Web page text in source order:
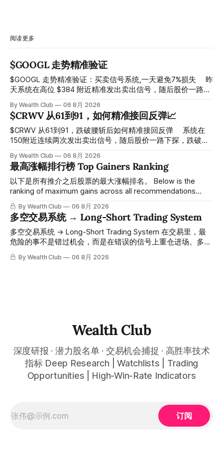
阅读更多
$GOOGL 走势精准验证
$GOOGL 走势精准验证：买卖信号系统,一天避免7%损失 ⠀ 昨
天系统在高位 $384 附近精准发出卖出信号，随后股价一路下
工干预，无需猜顶猜底，系统结合大数据自动帮你读懂市场情
绪与资金流向的转折点。 ⠀ 想要使用同款买卖信号交易系统
指标，以及更多核心名单、深度研究报告、交易机会 :
thewealthclub.vip
By Wealth Club 06 8月 2026
$CRWV 从61到91，如何精准接回反弹📈
$CRWV 从61到91，跌破腰斩后如何精准接回反弹 ⠀ 系统在
150附近连续两次发出卖出信号，随后股价一路下探，跌破
61附近精准打出Breakout突破信号。 ⠀ 从突破点起算，股价
一路反弹，最高触及91，涨幅接近50%。 ⠀ 今天股价小幅回
调5.07%，收报85.33，仍然稳稳站在突破位置上方。 ⠀ 很多
人觉得交易辛苦，是因为把时间都花在自己画线、盯盘、分析
点。 ⠀ 而这套系统，已经帮你把大数据全部跑过一遍，市场
情绪、资金流向、趋势反转位置，全部自动分析整合，直接把
高胜率信号推送到你面前。 ⠀ 你需要做的，只是准备好一份
自己喜欢的公司清单，剩下的分析交给系统。 ⠀ 交易，本该
标，以及更多核心名单、深度研究报告、交易机会 :
By Wealth Club 06 8月 2026
最高涨幅排行榜 Top Gainers Ranking
以下是所有推介之后股票的最大涨幅排名。 Below is the
ranking of maximum gains across all recommendations
since inclusion. 统计区间为2025年11月1日至2026年7月12
日。所有推介的入场价、目标价及推介日期，均在对应期数
「交易机会」文章发布时同步公开，时间戳可完整溯源，付费
会员随时可交叉核实。 The tracking period covers
November 1, 2025 to July 12, 2026. All entry prices, price
simultaneously in the corresponding "Trading Ideas"
By Wealth Club 06 8月 2026
多空交易系统 → Long-Short Trading System
多空交易系统 → Long-Short Trading System 在交易里，最
危险的事不是错过机会，而是在错误的信号上重仓进场。多空
交易系统真正高胜率的交易，把最高确信度的市场结构，直接
呈现在你的图表上。 无需成为图表专家，强大的算法自动为
with any financial market — stocks, crypto,
By Wealth Club 06 8月 2026
Wealth Club
深度研报 · 潜力股名单 · 交易机会捕捉 · 高胜率技术
指标 Deep Research | Watchlists | Trading
Opportunities | High-Win-Rate Indicators
订阅